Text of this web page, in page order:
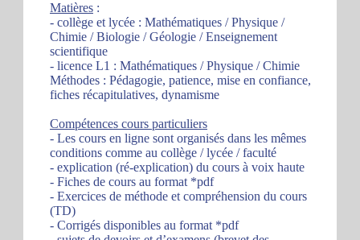
Matières :
- collège et lycée : Mathématiques / Physique /
Chimie / Biologie / Géologie / Enseignement
scientifique
- licence L1 : Mathématiques / Physique / Chimie
Méthodes : Pédagogie, patience, mise en confiance,
fiches récapitulatives, dynamisme
Compétences cours particuliers
- Les cours en ligne sont organisés dans les mêmes
conditions comme au collège / lycée / faculté
- explication (ré-explication) du cours à voix haute
- Fiches de cours au format *pdf
- Exercices de méthode et compréhension du cours
(TD)
- Corrigés disponibles au format *pdf